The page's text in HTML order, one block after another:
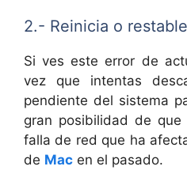
2.- Reinicia o
Si ves este error de
vez que intentas
pendiente del sistema
gran posibilidad de
falla de red que ha
de Mac en el pasado.